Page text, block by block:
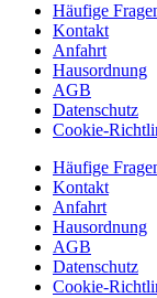
Häufige
Kontakt
Anfahrt
Hausordnung
AGB
Datenschutz
Cookie-
Häufige
Kontakt
Anfahrt
Hausordnung
AGB
Datenschutz
Cookie-